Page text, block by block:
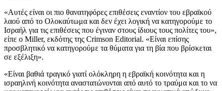
«Αυτές είναι οι πιο θανατηφόρες επιθέσεις εναντίον του εβραϊκού
λαού από το Ολοκαύτωμα και δεν έχει λογική να κατηγορούμε το
Ισραήλ για τις επιθέσεις που έγιναν στους ίδιους τους πολίτες του»,
είπε ο Miller, εκδότης της Crimson Editorial. «Είναι επίσης
προσβλητικό να κατηγορούμε τα θύματα για τη βία που βρίσκεται
σε εξέλιξη».
«Είναι βαθιά τραγικό γιατί ολόκληρη η εβραϊκή κοινότητα και η
ισραηλινή κοινότητα αναστατώνονται από αυτό το τραύμα και το να